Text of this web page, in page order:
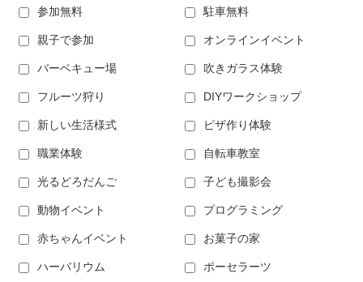
参加無料 駐車無料
親子で参加 オンラインイベント
バーベキュー場 吹きガラス体験
フルーツ狩り DIYワークショップ
新しい生活様式 ピザ作り体験
職業体験 自転車教室
光るどろだんご 子ども撮影会
動物イベント プログラミング
赤ちゃんイベント お菓子の家
ハーバリウム ポーセラーツ